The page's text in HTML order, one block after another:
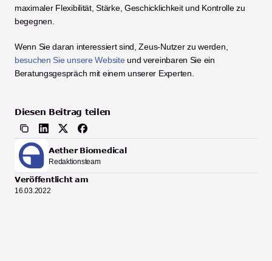
maximaler Flexibilität, Stärke, Geschicklichkeit und Kontrolle zu
begegnen.
besuchen Sie unsere Website und vereinbaren Sie ein
Beratungsgespräch mit einem unserer Experten.
Diesen Beitrag teilen
Aether Biomedical
Redaktionsteam
Veröffentlicht am
16.03.2022